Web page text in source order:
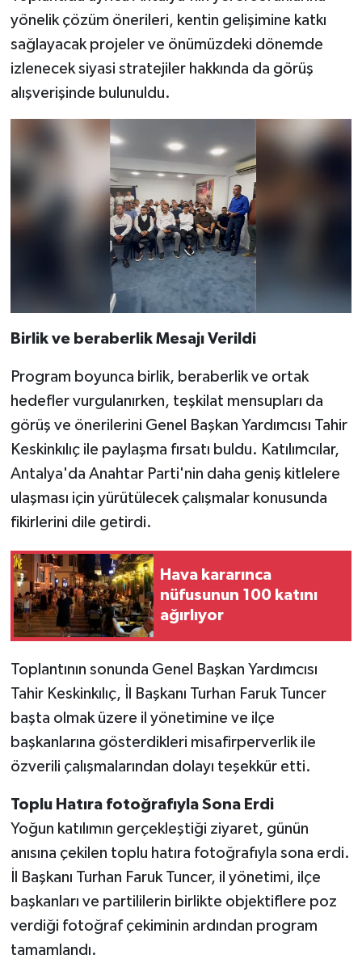
yönelik çözüm önerileri, kentin gelişimine katkı
sağlayacak projeler ve önümüzdeki dönemde
izlenecek siyasi stratejiler hakkında da görüş
alışverişinde bulunuldu.
Birlik ve beraberlik Mesajı Verildi
Program boyunca birlik, beraberlik ve ortak
hedefler vurgulanırken, teşkilat mensupları da
görüş ve önerilerini Genel Başkan Yardımcısı Tahir
Keskinkılıç ile paylaşma fırsatı buldu. Katılımcılar,
Antalya'da Anahtar Parti'nin daha geniş kitlelere
ulaşması için yürütülecek çalışmalar konusunda
fikirlerini dile getirdi.
Hava kararınca
nüfusunun 100 katını
ağırlıyor
Toplantının sonunda Genel Başkan Yardımcısı
Tahir Keskinkılıç, İl Başkanı Turhan Faruk Tuncer
başta olmak üzere il yönetimine ve ilçe
başkanlarına gösterdikleri misafirperverlik ile
özverili çalışmalarından dolayı teşekkür etti.
Toplu Hatıra fotoğrafıyla Sona Erdi
Yoğun katılımın gerçekleştiği ziyaret, günün
anısına çekilen toplu hatıra fotoğrafıyla sona erdi.
İl Başkanı Turhan Faruk Tuncer, il yönetimi, ilçe
başkanları ve partililerin birlikte objektiflere poz
verdiği fotoğraf çekiminin ardından program
tamamlandı.